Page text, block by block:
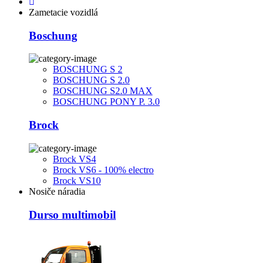
Zametacie vozidlá
Boschung
BOSCHUNG S 2
BOSCHUNG S 2.0
BOSCHUNG S2.0 MAX
BOSCHUNG PONY P. 3.0
Brock
Brock VS4
Brock VS6 - 100% electro
Brock VS10
Nosiče náradia
Durso multimobil